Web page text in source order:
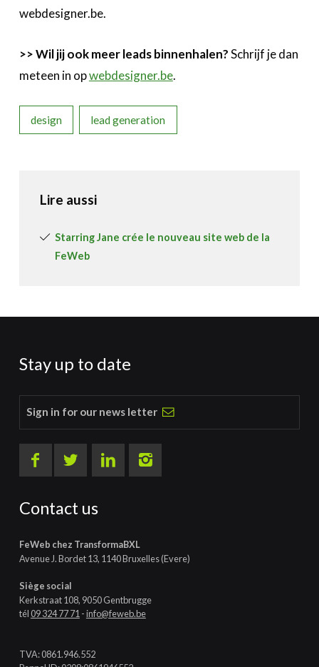
webdesigner.be.
>> Wil jij ook meer leads binnenhalen?Schrijf je dan
meteen in opwebdesigner.be.
design lead generation
Lire aussi
Starring Jane crée le nouveau site web de la
FeWeb
Stay up to date
Sign in for our news letter
Contact us
FeWeb chez TransformaBXL
Avenue J. Bordet 13, 1140 Bruxelles (Evere)
Siège social
Kerkstraat 108, 9050 Gentbrugge
tél09 324 77 71 -info@feweb.be
TVA: 0861.946.552